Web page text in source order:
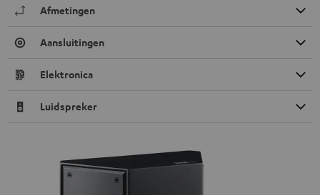
Afmetingen
Aansluitingen
Elektronica
Luidspreker